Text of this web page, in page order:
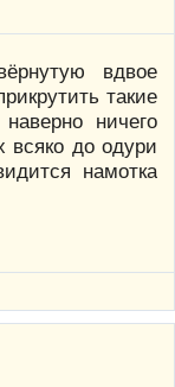
вдвое
такие
ничего
всяко до одури
намотка